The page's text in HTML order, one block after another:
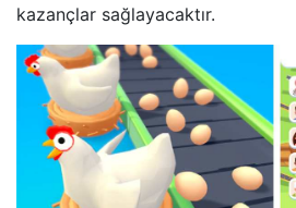
kazançlar sağlayacaktır.